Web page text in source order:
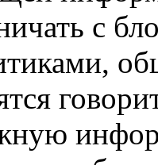
с